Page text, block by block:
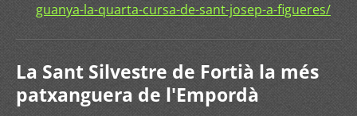
guanya-la-quarta-cursa-de-sant-josep-a-figueres/
La Sant Silvestre de Fortià la més
patxanguera de l'Empordà